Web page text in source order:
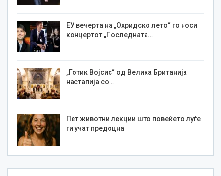
ЕУ вечерта на „Охридско лето“ го носи
концертот „Последната…
„Готик Војсис“ од Велика Британија
настапија со…
Пет животни лекции што повеќето луѓе
ги учат предоцна